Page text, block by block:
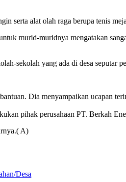
serta alat olah raga berupa tenis
murid-muridnya mengatakan
sekolah yang ada di desa seputar
Dia menyampaikan ucapan
pihak perusahaan PT. Berkah
A)
Desa